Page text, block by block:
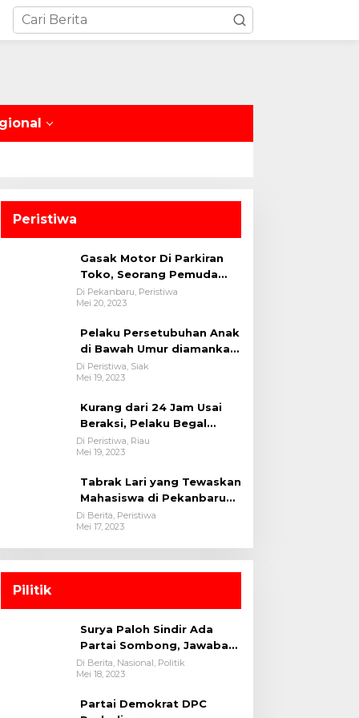
Peristiwa
Gasak Motor Di Parkiran
Toko, Seorang Pemuda
Diamankan Polsek Bukit
Raya
Di Pekanbaru, Peristiwa
Mei 20, 2023
Pelaku Persetubuhan Anak
di Bawah Umur diamankan
oleh tim Opsnal Polsek
Tualang-Polres Siak-Polda
Di Peristiwa, Siak
Mei 19, 2023
Kurang dari 24 Jam Usai
Beraksi, Pelaku Begal
Berhasil Di Bekuk
Satreskrim Polres
Di Peristiwa, Riau
Mei 19, 2023
Tabrak Lari yang Tewaskan
Mahasiswa di Pekanbaru
Ditangkap Polisi
Di Berita, Peristiwa
Mei 17, 2023
Pilitik
Surya Paloh Sindir Ada
Partai Sombong, Jawaban
Megawati
Di Berita, Nasional, Politik
Mei 18, 2023
Partai Demokrat DPC